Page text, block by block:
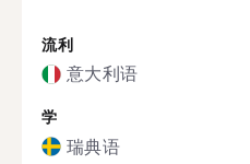
流利
意大利语
学
瑞典语